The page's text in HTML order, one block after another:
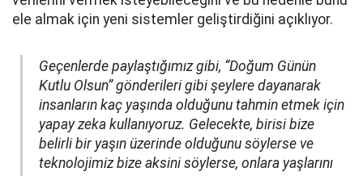
ele almak için yeni sistemler geliştirdiğini açıklıyor.
Geçenlerde paylaştığımız gibi, “Doğum Günün
Kutlu Olsun” gönderileri gibi şeylere dayanarak
insanların kaç yaşında olduğunu tahmin etmek için
yapay zeka kullanıyoruz. Gelecekte, birisi bize
belirli bir yaşın üzerinde olduğunu söylerse ve
teknolojimiz bize aksini söylerse, onlara yaşlarını